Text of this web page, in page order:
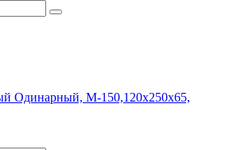
Одинарный, М-150,120x250x65,